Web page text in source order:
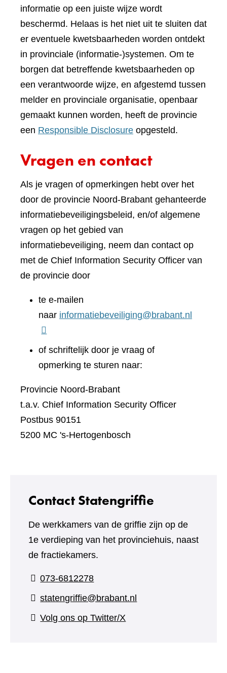
informatie op een juiste wijze wordt
beschermd. Helaas is het niet uit te sluiten dat
er eventuele kwetsbaarheden worden ontdekt
in provinciale (informatie-)systemen. Om te
borgen dat betreffende kwetsbaarheden op
een verantwoorde wijze, en afgestemd tussen
melder en provinciale organisatie, openbaar
gemaakt kunnen worden, heeft de provincie
een Responsible Disclosure opgesteld.
Vragen en contact
Als je vragen of opmerkingen hebt over het
door de provincie Noord-Brabant gehanteerde
informatiebeveiligingsbeleid, en/of algemene
vragen op het gebied van
informatiebeveiliging, neem dan contact op
met de Chief Information Security Officer van
de provincie door
te e-mailen
naar informatiebeveiliging@brabant.nl
of schriftelijk door je vraag of
opmerking te sturen naar:
Provincie Noord-Brabant
t.a.v. Chief Information Security Officer
Postbus 90151
5200 MC 's-Hertogenbosch
Contact Statengriffie
De werkkamers van de griffie zijn op de
1e verdieping van het provinciehuis, naast
de fractiekamers.
073-6812278
statengriffie@brabant.nl
Volg ons op Twitter/X